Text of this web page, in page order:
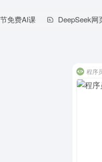
免费AI课 DeepSeek网
程序